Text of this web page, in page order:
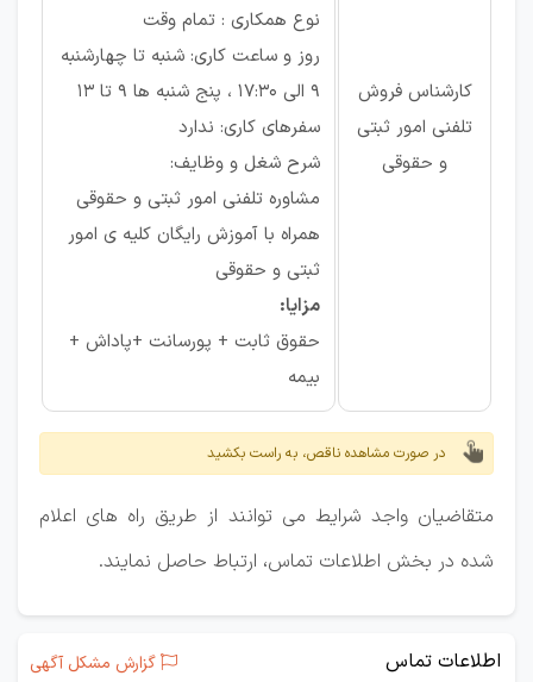
کارشناس فروش
تلفنی امور ثبتی
و حقوقی
نوع همکاری : تمام وقت
روز و ساعت کاری: شنبه تا چهارشنبه
9 الی 17:30 ، پنج شنبه ها 9 تا 13
سفرهای کاری: ندارد
شرح شغل و وظایف:
مشاوره تلفنی امور ثبتی و حقوقی
همراه با آموزش رایگان کلیه ی امور
ثبتی و حقوقی
مزایا:
حقوق ثابت + پورسانت +پاداش +
بیمه
در صورت مشاهده ناقص، به راست بکشید
متقاضیان واجد شرایط می توانند از طریق راه های اعلام
شده در بخش اطلاعات تماس، ارتباط حاصل نمایند.
اطلاعات تماس گزارش مشکل آگهی